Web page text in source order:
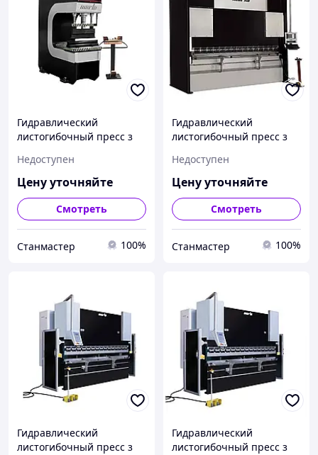
Гидравлический
листогибочный пресс з
Недоступен
Цену уточняйте
Смотреть
Станмастер 100%
Гидравлический
листогибочный пресс з
Недоступен
Цену уточняйте
Смотреть
Станмастер 100%
Гидравлический
листогибочный пресс з
Гидравлический
листогибочный пресс з